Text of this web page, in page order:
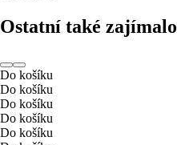
Ostatní také zajímalo
Do košíku
Do košíku
Do košíku
Do košíku
Do košíku